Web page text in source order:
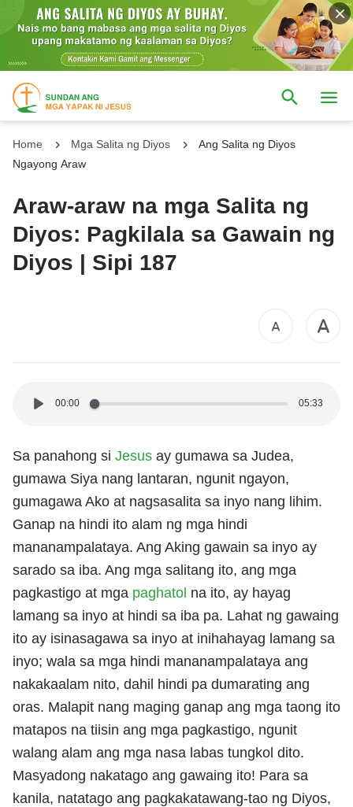
Home Mga Salita ng Diyos
Ang Salita ng Diyos
Ngayong Araw
Araw-araw na mga Salita ng
Diyos: Pagkilala sa Gawain ng
Diyos | Sipi 187
00:00 05:33
Sa panahong si Jesus ay gumawa sa Judea,
gumawa Siya nang lantaran, ngunit ngayon,
gumagawa Ako at nagsasalita sa inyo nang lihim.
Ganap na hindi ito alam ng mga hindi
mananampalataya. Ang Aking gawain sa inyo ay
sarado sa iba. Ang mga salitang ito, ang mga
pagkastigo at mga paghatol na ito, ay hayag
lamang sa inyo at hindi sa iba pa. Lahat ng gawaing
ito ay isinasagawa sa inyo at inihahayag lamang sa
inyo; wala sa mga hindi mananampalataya ang
nakakaalam nito, dahil hindi pa dumarating ang
oras. Malapit nang maging ganap ang mga taong ito
matapos na tiisin ang mga pagkastigo, ngunit
walang alam ang mga nasa labas tungkol dito.
Masyadong nakatago ang gawaing ito! Para sa
kanila, natatago ang pagkakatawang-tao ng Diyos,